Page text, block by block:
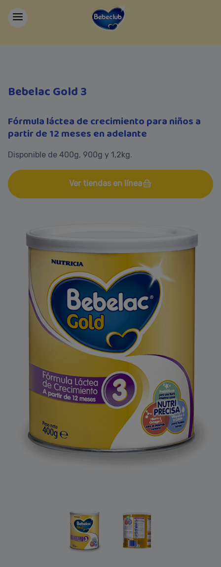
Bebelac Gold 3
Fórmula láctea de crecimiento para niños a
partir de 12 meses en adelante
Disponible de 400g, 900g y 1,2kg.
Ver tiendas en línea